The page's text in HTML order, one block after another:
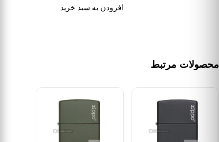
افزودن به سبد خرید
محصولات مرتبط